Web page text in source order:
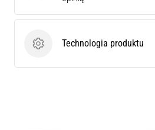
Technologia produktu
Technologia produktu